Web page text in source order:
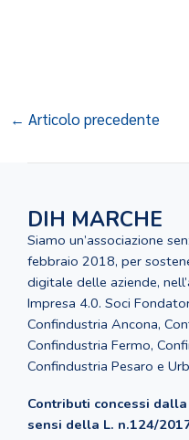
← Articolo precedente
DIH MARCHE
Siamo un’associazione
febbraio 2018, per
digitale delle aziende,
Impresa 4.0. Soci
Confindustria Ancona,
Confindustria Fermo,
Confindustria Pesaro e
Contributi concessi
sensi della L. n.124/